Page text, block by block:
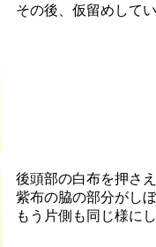
その後、仮留めして
後頭部の白布を押さ
紫布の脇の部分がし
もう片側も同じ様に